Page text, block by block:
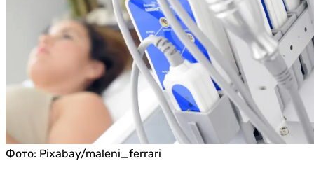
Фото: Pixabay/maleni_ferrari